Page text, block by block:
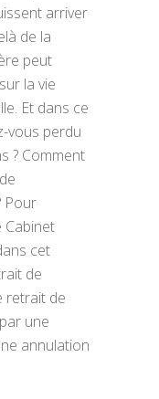
arriver
de la
peut
la vie
Et dans ce
vous perdu
? Comment
Pour
Cabinet
cet
de
retrait de
une
annulation